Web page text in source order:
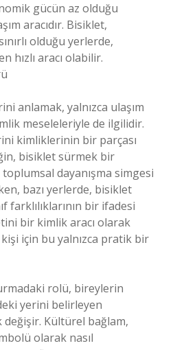
gücün az olduğu
aracıdır. Bisiklet,
olduğu yerlerde,
hızlı aracı olabilir.
anlamak, yalnızca ulaşım
meseleleriyle de ilgilidir.
kimliklerinin bir parçası
bisiklet sürmek bir
dayanışma simgesi
bazı yerlerde, bisiklet
farklılıklarının bir ifadesi
bir kimlik aracı olarak
için bu yalnızca pratik bir
rolü, bireylerin
yerini belirleyen
Kültürel bağlam,
olarak nasıl